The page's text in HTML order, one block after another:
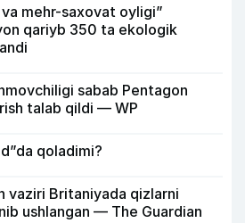
mehr-saxovat oyligi”
qariyb 350 ta ekologik
sabab Pentagon
talab qildi — WP
qoladimi?
vaziri Britaniyada qizlarni
ushlangan — The Guardian